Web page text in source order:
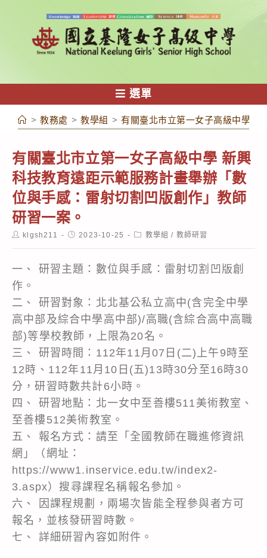
容
選單
> 教務處 > 教學組 > 有關臺北市立第一女子高級中學
有關臺北市立第一女子高級中學 新興
科技教育遠距示範服務計畫舉辦「數
位與手感：雷射切割凹版創作」教師
研習一案。
Postklgsh211
Post2023-10-25
Post教學組 / 教師研習
一、 研習主題：數位與手感：雷射切割凹版創
作。
二、 研習對象：北北基公私立高中(含完全中學
高中部及綜合中學高中部)/高職(含綜合高中高職
部)等學校教師，上限為20名。
三、 研習時間：112年11月07日(二)上午9時至
12時、112年11月10日(五)13時30分至16時30
分，研習時數共計6小時。
四、 研習地點：北一女中至善樓511美術教室、
至善樓512美術教室。
五、 報名方式：請至「全國教師在職進修資訊
網」（網址：
https://www1.inservice.edu.tw/index2-
3.aspx）搜尋課程名稱報名參加。
六、 因課程規劃，兩場次皆能全程參與者方可
報名，並核發研習時數。
七、 詳細研習內容如附件。